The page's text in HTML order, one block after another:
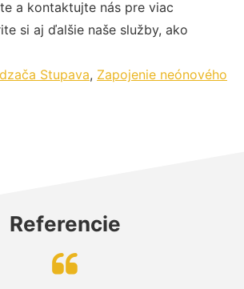
a kontaktujte nás pre viac
si aj ďalšie naše služby, ako
Stupava, Zapojenie neónového
Referencie